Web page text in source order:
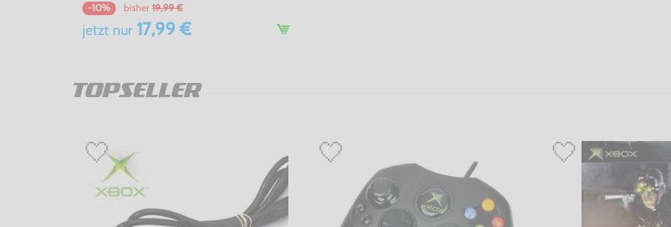
-10% bisher 19,99 €
jetzt nur 17,99 €
TOPSELLER